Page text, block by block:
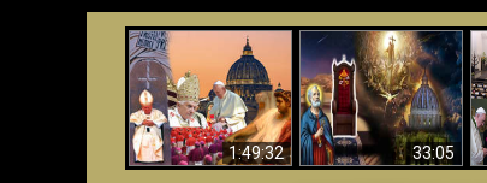
1:49:32
Wahyu di Vatikan
Sekarang
33:05
Apakah Alkitab
Memprediksikan 70
Tahun Tanpa
Seorang Paus?